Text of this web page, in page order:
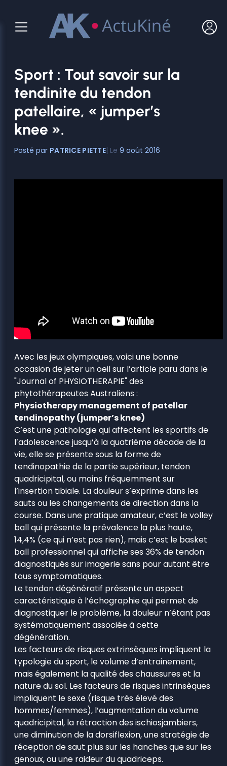
contenu
Sport : Tout savoir sur la
tendinite du tendon
patellaire, « jumper’s
knee ».
PATRICE PIETTE 9 août 2016
Avec les jeux olympiques, voici une bonne
occasion de jeter un oeil sur l’article paru dans le
"Journal of PHYSIOTHERAPIE" des
phytothérapeutes Australiens :
Physiotherapy management of patellar
tendinopathy (jumper’s knee)
C’est une pathologie qui affectent les sportifs de
l’adolescence jusqu’à la quatrième décade de la
vie, elle se présente sous la forme de
tendinopathie de la partie supérieur, tendon
quadricipital, ou moins fréquemment sur
l’insertion tibiale. La douleur s’exprime dans les
sauts ou les changements de direction dans la
course. Dans une pratique amateur, c’est le volley
ball qui présente la prévalence la plus haute,
14,4% (ce qui n’est pas rien), mais c’est le basket
ball professionnel qui affiche ses 36% de tendon
diagnostiqués sur imagerie sans pour autant être
tous symptomatiques.
Le tendon dégénératif présente un aspect
caractéristique à l’échographie qui permet de
diagnostiquer le problème, la douleur n’étant pas
systématiquement associée à cette
dégénération.
Les facteurs de risques extrinsèques impliquent la
typologie du sport, le volume d’entrainement,
mais également la qualité des chaussures et la
nature du sol. Les facteurs de risques intrinsèques
impliquent le sexe (risque très élevé des
hommes/femmes), l’augmentation du volume
quadricipital, la rétraction des ischiosjambiers,
une diminution de la dorsiflexion, une stratégie de
réception de saut plus sur les hanches que sur les
genoux, ou une raideur du quadriceps.